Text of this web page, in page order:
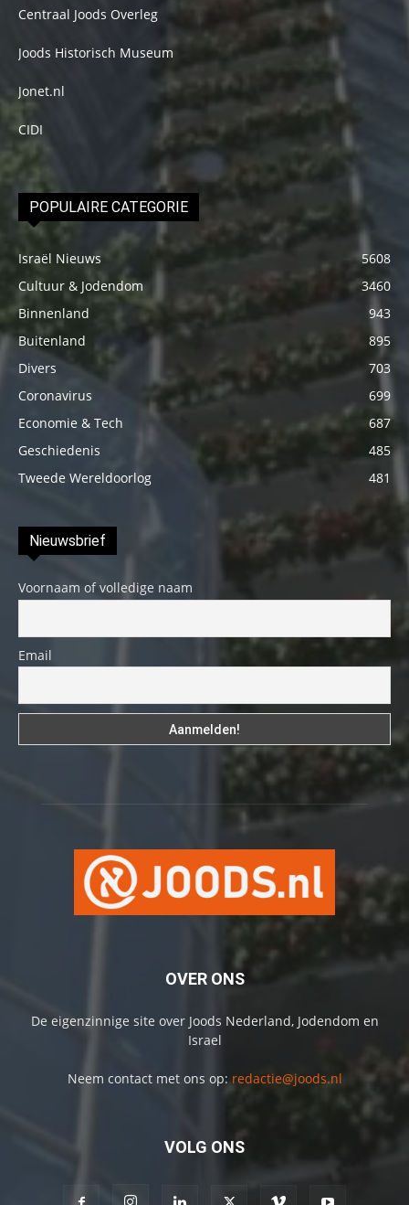
Centraal Joods Overleg
Joods Historisch Museum
Jonet.nl
CIDI
POPULAIRE CATEGORIE
Israël Nieuws
5608
Cultuur & Jodendom
3460
Binnenland
943
Buitenland
895
Divers
703
Coronavirus
699
Economie & Tech
687
Geschiedenis
485
Tweede Wereldoorlog
481
Nieuwsbrief
Voornaam of volledige naam
Email
OVER ONS
De eigenzinnige site over Joods Nederland, Jodendom en
Israel
Neem contact met ons op: redactie@joods.nl
VOLG ONS